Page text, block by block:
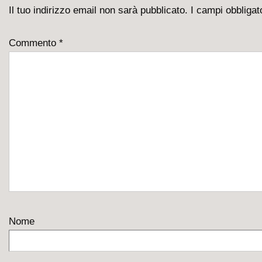
Il tuo indirizzo email non sarà pubblicato. I campi
Commento *
Nome